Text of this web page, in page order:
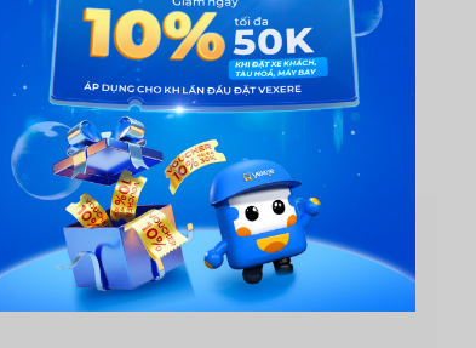
đi Hạ Long bao nhiêu tiếng?